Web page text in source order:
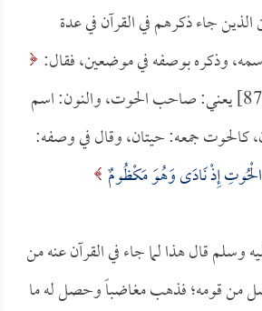
الذين جاء ذكرهم في القرآن في عدة
وذكره بوصفه في موضعين، فقال:
[الأنبياء:87] يعني: صاحب الحوت، والنون: اسم
كالحوت جمعه: حيتان، وقال في وصفه:
إِذْ نَادَى وَهُوَ مَكْظُومٌ
وسلم قال هذا لما جاء في القرآن عنه من
من قومه؛ فذهب مغاضباً وحصل له ما